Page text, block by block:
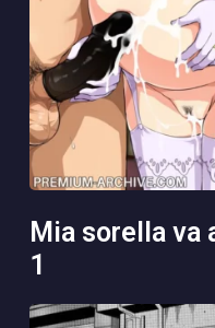
mia sorella va a letto con papà 3 pt
1